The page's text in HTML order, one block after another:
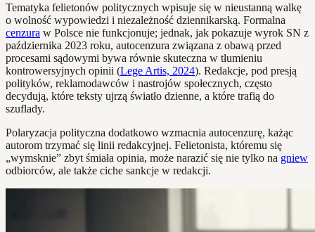
Tematyka felietonów politycznych wpisuje się w nieustanną walkę
o wolność wypowiedzi i niezależność dziennikarską. Formalna
cenzura w Polsce nie funkcjonuje; jednak, jak pokazuje wyrok SN z
października 2023 roku, autocenzura związana z obawą przed
procesami sądowymi bywa równie skuteczna w tłumieniu
kontrowersyjnych opinii (Lege Artis, 2024). Redakcje, pod presją
polityków, reklamodawców i nastrojów społecznych, często
decydują, które teksty ujrzą światło dzienne, a które trafią do
szuflady.
Polaryzacja polityczna dodatkowo wzmacnia autocenzurę, każąc
autorom trzymać się linii redakcyjnej. Felietonista, któremu się
„wymsknie” zbyt śmiała opinia, może narazić się nie tylko na gniew
odbiorców, ale także ciche sankcje w redakcji.